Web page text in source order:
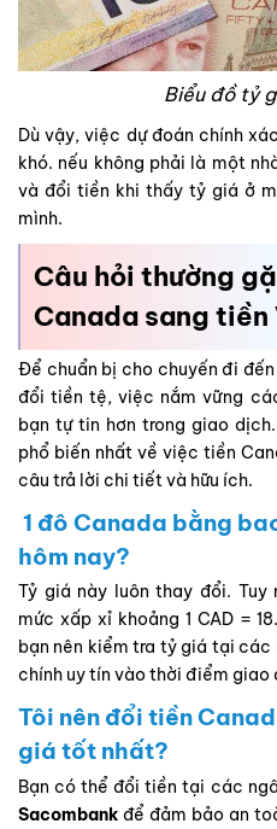
Biểu đồ tỷ
Dù vậy, việc dự đoán chính
khó. nếu không phải là một
và đổi tiền khi thấy tỷ giá ở
mình.
Câu hỏi thường
Canada sang
Để chuẩn bị cho chuyến đi
đổi tiền tệ, việc nắm vững
bạn tự tin hơn trong giao
phổ biến nhất về việc tiền
câu trả lời chi tiết và hữu ích.
1 đô Canada bằng
hôm nay?
Tỷ giá này luôn thay đổi.
mức xấp xỉ khoảng 1 CAD =
bạn nên kiểm tra tỷ giá tại
chính uy tín vào thời điểm giao
Tôi nên đổi tiền
giá tốt nhất?
Bạn có thể đổi tiền tại các
Sacombank để đảm bảo an